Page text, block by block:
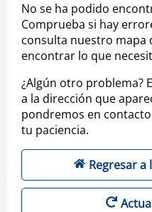
No se ha podido
Comprueba si hay
consulta nuestro mapa
encontrar lo que
¿Algún otro problema?
a la dirección que
pondremos en
tu paciencia.
Regresar a